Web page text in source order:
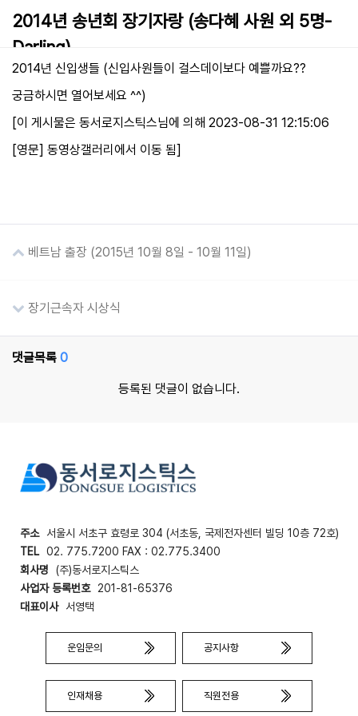
2014년 송년회 장기자랑 (송다혜 사원 외 5명-
Darling)
15-10-14 10:06
본문
2014년 신입생들 (신입사원들이 걸스데이보다 예쁠까요??
궁금하시면 열어보세요 ^^)
[이 게시물은 동서로지스틱스님에 의해 2023-08-31 12:15:06
[영문] 동영상갤러리에서 이동 됨]
베트남 출장 (2015년 10월 8일 - 10월 11일)
장기근속자 시상식
댓글목록 0
등록된 댓글이 없습니다.
주소 서울시 서초구 효령로 304 (서초동, 국제전자센터 빌딩 10층 72호)
TEL 02. 775.7200 FAX : 02.775.3400
회사명
(주)동서로지스틱스
사업자 등록번호 201-81-65376
대표이사 서영택
운임문의 공지사항
인재채용 직원전용